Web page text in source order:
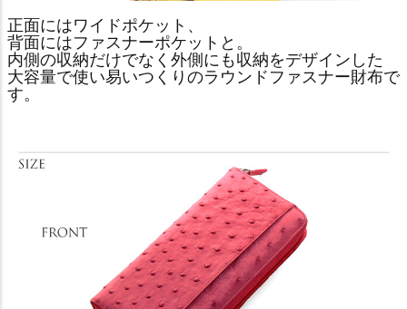
正面にはワイドポケット、
背面にはファスナーポケットと。
内側の収納だけでなく外側にも収納をデザインした
大容量で使い易いつくりのラウンドファスナー財布で
す。